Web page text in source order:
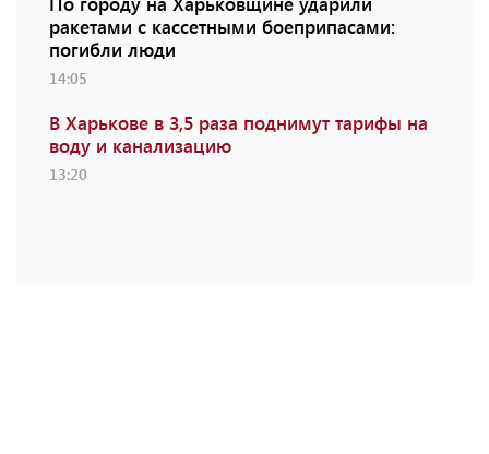
ракетами с кассетными боеприпасами:
погибли люди
14:05
В Харькове в 3,5 раза поднимут тарифы на
воду и канализацию
13:20